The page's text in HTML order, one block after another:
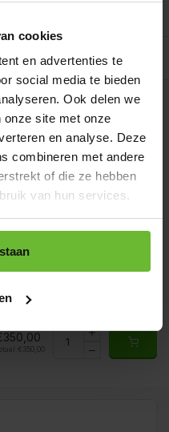
cookies
en advertenties te
social media te bieden
Ook delen we
onze site met onze
en analyse. Deze
combineren met andere
of die ze hebben
van hun services.
per 100 gram
besteld, dezelfde dag
€2,95
€7,95
€17,95
Totaal:€17,95
€350,00